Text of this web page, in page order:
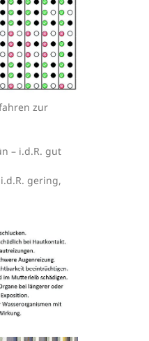
zur
– i.d.R. gut
gering,